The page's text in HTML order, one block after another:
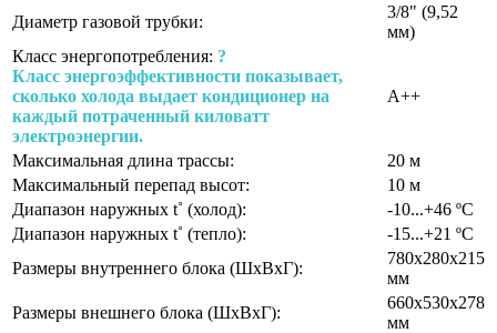
Диаметр газовой трубки:
3/8" (9,52
мм)
Класс энергопотребления: ?
Класс энергоэффективности показывает,
сколько холода выдает кондиционер на
каждый потраченный киловатт
электроэнергии.
A++
Максимальная длина трассы:
20 м
Максимальный перепад высот:
10 м
Диапазон наружных t˚ (холод):
-10...+46 ºС
Диапазон наружных t˚ (тепло):
-15...+21 ºС
Размеры внутреннего блока (ШхВхГ):
780х280х215
мм
Размеры внешнего блока (ШхВхГ):
660х530х278
мм